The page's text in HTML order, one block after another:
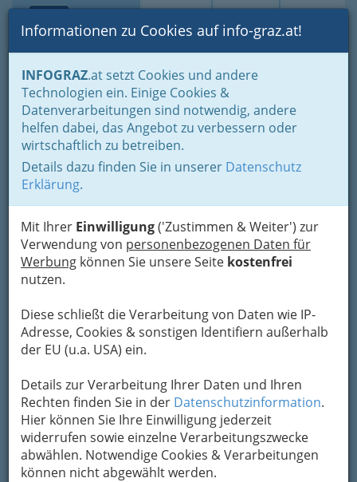
Suche Login Toggle
Informationen zu Cookies auf info-graz.at!
INFOGRAZ.at setzt Cookies und andere
Technologien ein. Einige Cookies &
Datenverarbeitungen sind notwendig, andere
helfen dabei, das Angebot zu verbessern oder
wirtschaftlich zu betreiben.
Details dazu finden Sie in unserer Datenschutz
Erklärung.
Mit Ihrer Einwilligung('Zustimmen & Weiter') zur
Verwendung von personenbezogenen Daten für
Werbung können Sie unsere Seite kostenfrei
nutzen.
Diese schließt die Verarbeitung von Daten wie IP-
Adresse, Cookies & sonstigen Identifiern außerhalb
der EU (u.a. USA) ein.
Details zur Verarbeitung Ihrer Daten und Ihren
Rechten finden Sie in der Datenschutzinformation.
Hier können Sie Ihre Einwilligung jederzeit
widerrufen sowie einzelne Verarbeitungszwecke
abwählen. Notwendige Cookies & Verarbeitungen
können nicht abgewählt werden.
Home Branchen Freizeit & Sport Sport
Kickboxen
Kickboxen